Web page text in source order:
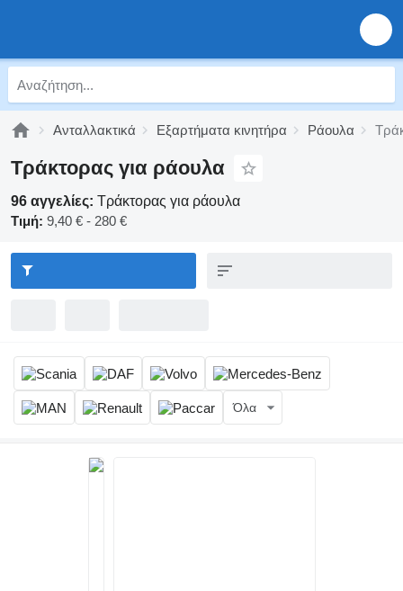
Ανταλλακτικά Εξαρτήματα κινητήρα Ράουλα
Τράκτορας για ράουλα
96 αγγελίες: Τράκτορας για ράουλα
Τιμή: 9,40 € - 280 €
Όλα